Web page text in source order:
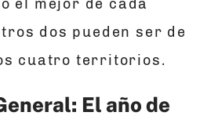
el mejor de cada
dos pueden ser de
cuatro territorios.
El año de